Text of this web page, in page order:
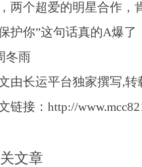
两个超爱的明星合作，
护你”这句话真的A爆了
由长运平台独家撰写,转
链接：http://
文章